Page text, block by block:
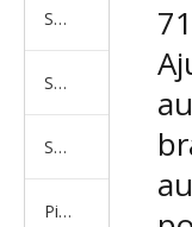
Série de camions Dongfeng
Série de camions North Benz Beiben
Série de camions américains, européens et japonais
Pièces de rechange de machines d'ingénierie de camion minier